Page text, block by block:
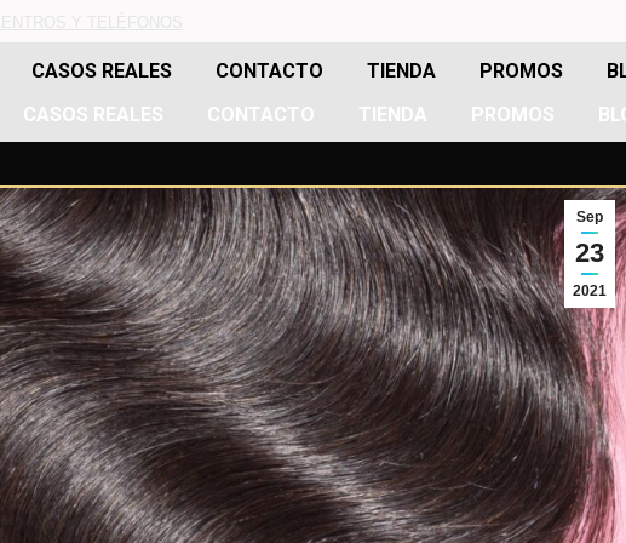
CASOS REALES CONTACTO TIENDA PROMOS
Sep
23
2021
CASOS REALES CONTACTO TIENDA PROMOS